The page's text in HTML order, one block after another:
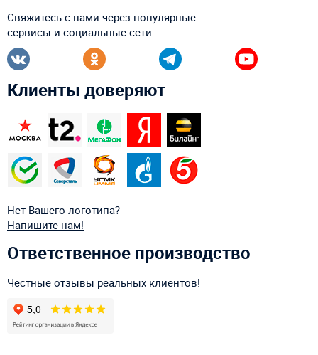
Свяжитесь с нами через популярные
сервисы и социальные сети:
Клиенты доверяют
Нет Вашего логотипа?
Напишите нам!
Ответственное производство
Честные отзывы реальных клиентов!